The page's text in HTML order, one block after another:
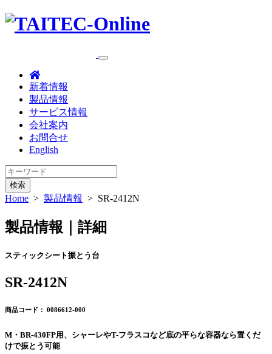
新着情報
製品情報
サービス情報
会社案内
お問合せ
English
検索
Home > 製品情報 > SR-2412N
製品情報｜詳細
スティックシート振とう台
SR-2412N
商品コード： 0086612-000
M・BR-430FP用、シャーレやT-フラスコなど底の平らな容器なら置くだ
けで振とう可能